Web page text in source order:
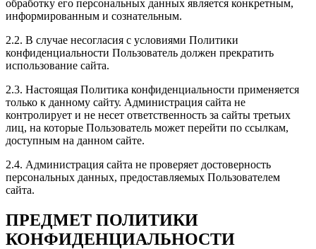
работы. Спасибо, будем обращаться еще!
Всем доброго дня! Обратился с вопросом советом по
чип тюнингу. Получил в ответ долгий рассказ что и
как всё происходит и вырастает. Согласился
попробовать на 1 стейч. Договорились о встрече у
ппроверили все ошибки, ещё раз посветили во все
тайны тюнинга. Всё подробно. Никаких камней не
оказалось, и решили залить программу. По времени
идиота. Очень доволен. Никаких побочнк нет.
Работает всё как и раньше плавно и без рывков. В
пробках нет никакой разницы. Но с низов машина
обработку его персональных данных является конкретным,
информированным и сознательным.
2.2. В случае несогласия с условиями Политики
конфиденциальности Пользователь должен прекратить
использование сайта.
2.3. Настоящая Политика конфиденциальности применяется
только к данному сайту. Администрация сайта не
контролирует и не несет ответственность за сайты третьих
лиц, на которые Пользователь может перейти по ссылкам,
доступным на данном сайте.
2.4. Администрация сайта не проверяет достоверность
персональных данных, предоставляемых Пользователем
сайта.
ПРЕДМЕТ ПОЛИТИКИ
КОНФИДЕНЦИАЛЬНОСТИ